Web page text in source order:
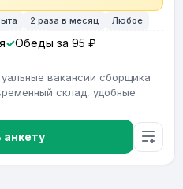
2 раза в месяц Любое
Обеды за 95 ₽
вакансии сборщика
склад, удобные
анкету